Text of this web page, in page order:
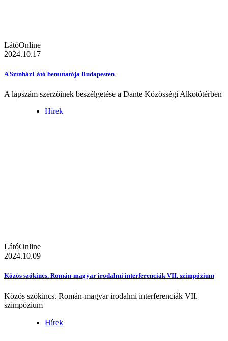
LátóOnline
2024.10.17
A SzínházLátó bemutatója Budapesten
A lapszám szerzőinek beszélgetése a Dante Közösségi Alkotótérben
Hírek
LátóOnline
2024.10.09
Közös szókincs. Román-magyar irodalmi interferenciák VII. szimpózium
Közös szókincs. Román-magyar irodalmi interferenciák VII.
szimpózium
Hírek